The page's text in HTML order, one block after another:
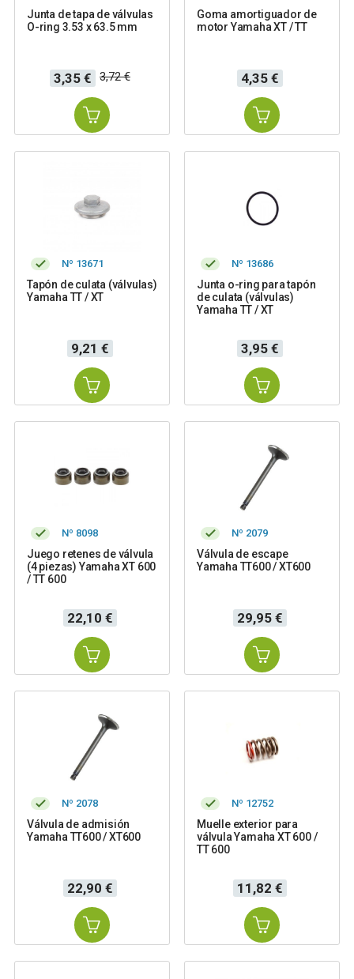
Junta de tapa de válvulas
O-ring 3.53 x 63.5 mm
Precio
3,35 €
Precio
base
3,72 €
Goma amortiguador de
motor Yamaha XT / TT
Precio
4,35 €
Nº 13671
Tapón de culata (válvulas)
Yamaha TT / XT
Precio
9,21 €
Nº 13686
Junta o-ring para tapón
de culata (válvulas)
Yamaha TT / XT
Precio
3,95 €
Nº 8098
Juego retenes de válvula
(4 piezas) Yamaha XT 600
/ TT 600
Precio
22,10 €
Nº 2079
Válvula de escape
Yamaha TT600 / XT600
Precio
29,95 €
Nº 2078
Válvula de admisión
Yamaha TT600 / XT600
Precio
22,90 €
Nº 12752
Muelle exterior para
válvula Yamaha XT 600 /
TT 600
Precio
11,82 €